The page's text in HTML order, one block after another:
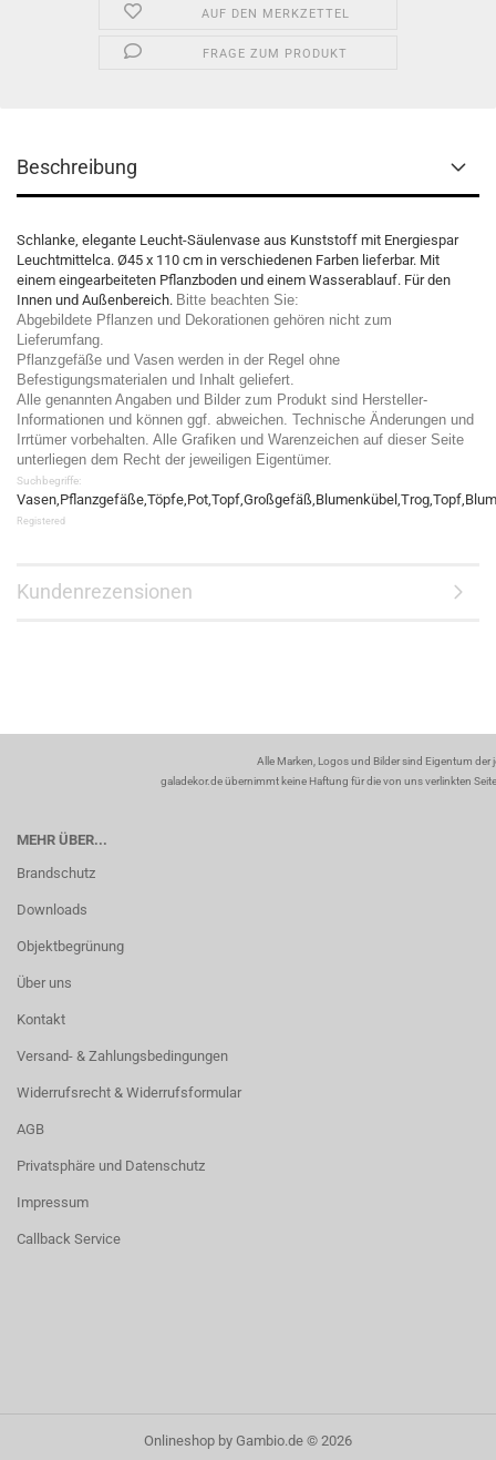
AUF DEN MERKZETTEL
FRAGE ZUM PRODUKT
Beschreibung
Schlanke, elegante Leucht-Säulenvase aus Kunststoff mit Energiespar
Leuchtmittelca. Ø45 x 110 cm in verschiedenen Farben lieferbar. Mit
einem eingearbeiteten Pflanzboden und einem Wasserablauf. Für den
Innen und Außenbereich. Bitte beachten Sie:
Abgebildete Pflanzen und Dekorationen gehören nicht zum
Lieferumfang.
Pflanzgefäße und Vasen werden in der Regel ohne
Befestigungsmaterialen und Inhalt geliefert.
Alle genannten Angaben und Bilder zum Produkt sind Hersteller-
Informationen und können ggf. abweichen. Technische Änderungen und
Irrtümer vorbehalten. Alle Grafiken und Warenzeichen auf dieser Seite
unterliegen dem Recht der jeweiligen Eigentümer.
Suchbegriffe:
Registered
Kundenrezensionen
Alle Marken, Logos und Bilder sind Eigentum
galadekor.de übernimmt keine Haftung für die von uns verlinkten
MEHR ÜBER...
Brandschutz
Downloads
Objektbegrünung
Über uns
Kontakt
Versand- & Zahlungsbedingungen
Widerrufsrecht & Widerrufsformular
AGB
Privatsphäre und Datenschutz
Impressum
Callback Service
Onlineshop by Gambio.de © 2026